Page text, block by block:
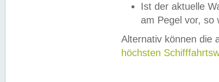
Ist der aktuelle
am Pegel vor,
Alternativ können die
höchsten